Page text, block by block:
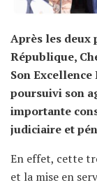
Après les deux
République,
Son
poursuivi son
importante
judiciaire et
En effet, cette
et la mise en